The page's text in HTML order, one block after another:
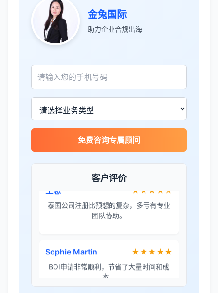
金兔国际
助力企业合规出海
免费咨询专属顾问
客户评价
张先生
服务专业高效，一周就完成了泰国公司注
James Wilson
金兔国际帮我们完成了泰国建厂的所有法
律手续，非常专业。
★★★★☆
泰国公司注册比预想的复杂，多亏有专业
Sophie Martin ★★★★★
BOI申请非常顺利，节省了大量时间和成
本。
李女士 ★★★★★
境外投资备案流程清晰，顾问非常耐心解